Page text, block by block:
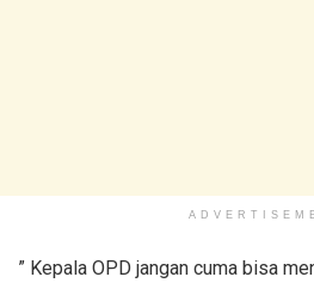
” Kepala OPD jangan cuma bisa